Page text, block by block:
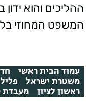
ההליכים והוא
המשפט המחוזי
עמוד הבית ראשי
משטרת ישראל
ראשון לציון מעבדת